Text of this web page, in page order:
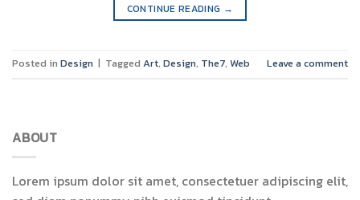
CONTINUE READING →
Posted in Design | Tagged Art, Design, The7, Web Leave a comment
ABOUT
Lorem ipsum dolor sit amet, consectetuer adipiscing elit,